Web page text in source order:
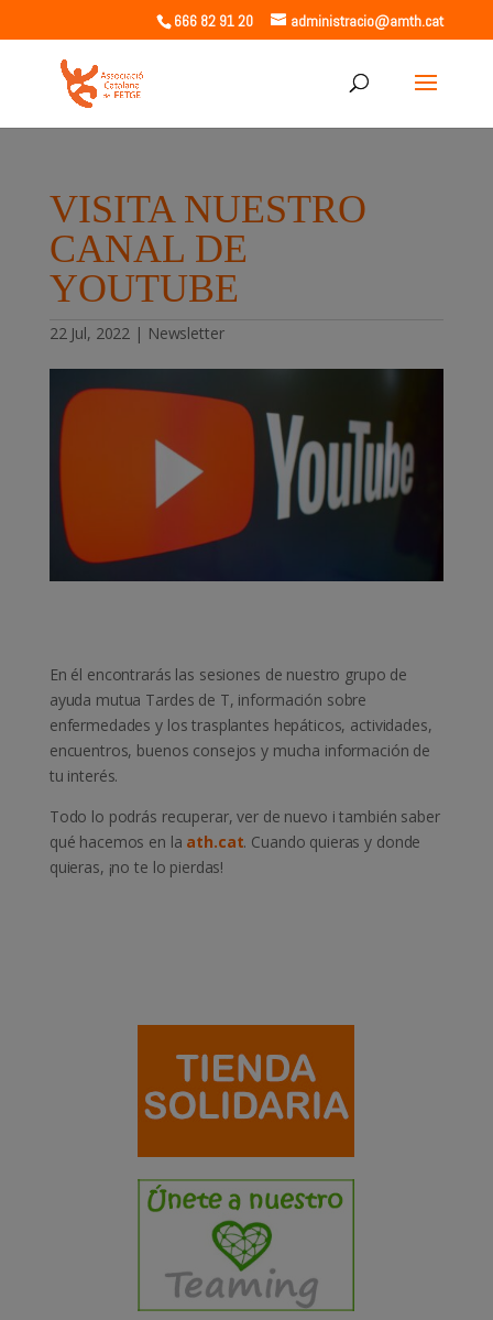
666 82 91 20 administracio@amth.cat
VISITA NUESTRO
CANAL DE
YOUTUBE
22 Jul, 2022 | Newsletter
En él encontrarás las sesiones de nuestro grupo de
ayuda mutua Tardes de T, información sobre
enfermedades y los trasplantes hepáticos, actividades,
encuentros, buenos consejos y mucha información de
tu interés.
Todo lo podrás recuperar, ver de nuevo i también saber
qué hacemos en la ath.cat. Cuando quieras y donde
quieras, ¡no te lo pierdas!